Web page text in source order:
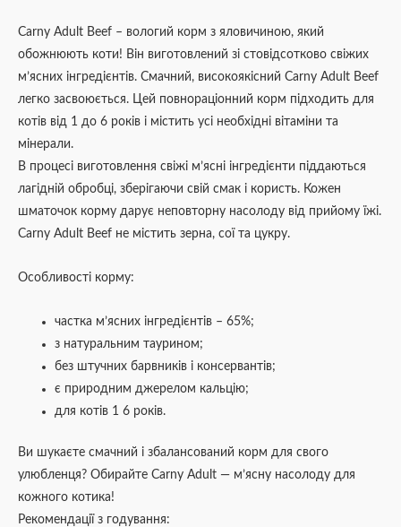
Carny Adult Beef – вологий корм з яловичиною, який
обожнюють коти! Він виготовлений зі стовідсотково свіжих
м’ясних інгредієнтів. Смачний, високоякісний Carny Adult Beef
легко засвоюється. Цей повнораціонний корм підходить для
котів від 1 до 6 років і містить усі необхідні вітаміни та
мінерали.
В процесі виготовлення свіжі м’ясні інгредієнти піддаються
лагідній обробці, зберігаючи свій смак і користь. Кожен
шматочок корму дарує неповторну насолоду від прийому їжі.
Carny Adult Beef не містить зерна, сої та цукру.
Особливості корму:
частка м’ясних інгредієнтів – 65%;
з натуральним таурином;
без штучних барвників і консервантів;
є природним джерелом кальцію;
для котів 1 6 років.
Ви шукаєте смачний і збалансований корм для свого
улюбленця? Обирайте Carny Adult — м’ясну насолоду для
кожного котика!
Рекомендації з годування: